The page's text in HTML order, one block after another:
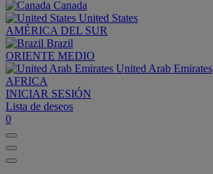
Canada
United States
AMÉRICA DEL SUR
Brazil
ORIENTE MEDIO
United Arab Emirates
AFRICA
INICIAR SESIÓN
Lista de deseos
0